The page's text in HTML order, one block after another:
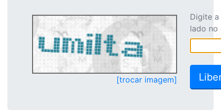
[trocar imagem]
Digite
lado no